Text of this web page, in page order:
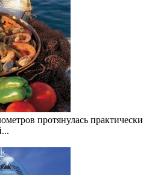
протянулась практически